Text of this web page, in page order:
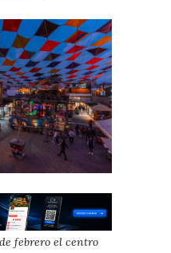
febrero el centro